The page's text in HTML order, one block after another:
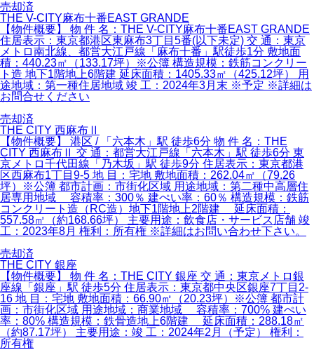
売却済
THE V-CITY麻布十番EAST GRANDE
【物件概要】 物 件 名：THE V-CITY麻布十番EAST GRANDE
住居表示：東京都港区東麻布3丁目5番(以下未定) 交 通：東京
メトロ南北線、都営大江戸線「麻布十番」駅徒歩1分 敷地面
積：440.23㎡（133.17坪）※公簿 構造規模：鉄筋コンクリー
ト造 地下1階地上6階建 延床面積：1405.33㎡（425.12坪） 用
途地域：第一種住居地域 竣 工：2024年3月末 ※予定 ※詳細は
お問合せください
売却済
THE CITY 西麻布Ⅱ
【物件概要】 港区 / 「六本木」駅 徒歩6分 物 件 名：THE
CITY 西麻布Ⅱ 交 通：都営大江戸線「六本木」駅 徒歩6分 東
京メトロ千代田線「乃木坂」駅 徒歩9分 住居表示：東京都港
区西麻布1丁目9-5 地 目：宅地 敷地面積：262.04㎡（79.26
坪）※公簿 都市計画：市街化区域 用途地域：第二種中高層住
居専用地域 容積率：300％ 建ぺい率：60％ 構造規模：鉄筋
コンクリート造（RC造）地下1階地上2階建 延床面積：
557.58㎡（約168.66坪） 主要用途：飲食店・サービス店舗 竣
工：2023年8月 権利：所有権 ※詳細はお問い合わせ下さい。
売却済
THE CITY 銀座
【物件概要】 物 件 名：THE CITY 銀座 交 通：東京メトロ銀
座線「銀座」駅 徒歩5分 住居表示：東京都中央区銀座7丁目2-
16 地 目：宅地 敷地面積：66.90㎡（20.23坪）※公簿 都市計
画：市街化区域 用途地域：商業地域 容積率：700% 建ぺい
率：80% 構造規模：鉄骨造地上6階建 延床面積：288.18㎡
（約87.17坪） 主要用途：竣 工：2024年2月（予定） 権利：
所有権